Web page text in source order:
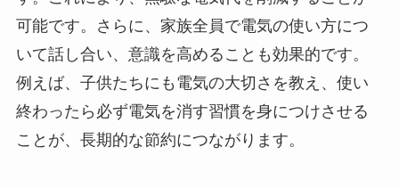
可能です。さらに、家族全員で電気の使い方につ
いて話し合い、意識を高めることも効果的です。
例えば、子供たちにも電気の大切さを教え、使い
終わったら必ず電気を消す習慣を身につけさせる
ことが、長期的な節約につながります。